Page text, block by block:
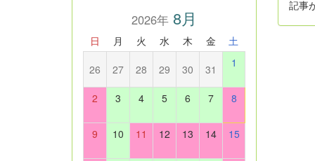
記事
2026年8月
日 月 火 水 木 金 土
26 27 28 29 30 31 1
2 3 4 5 6 7 8
9 10 11 12 13 14 15